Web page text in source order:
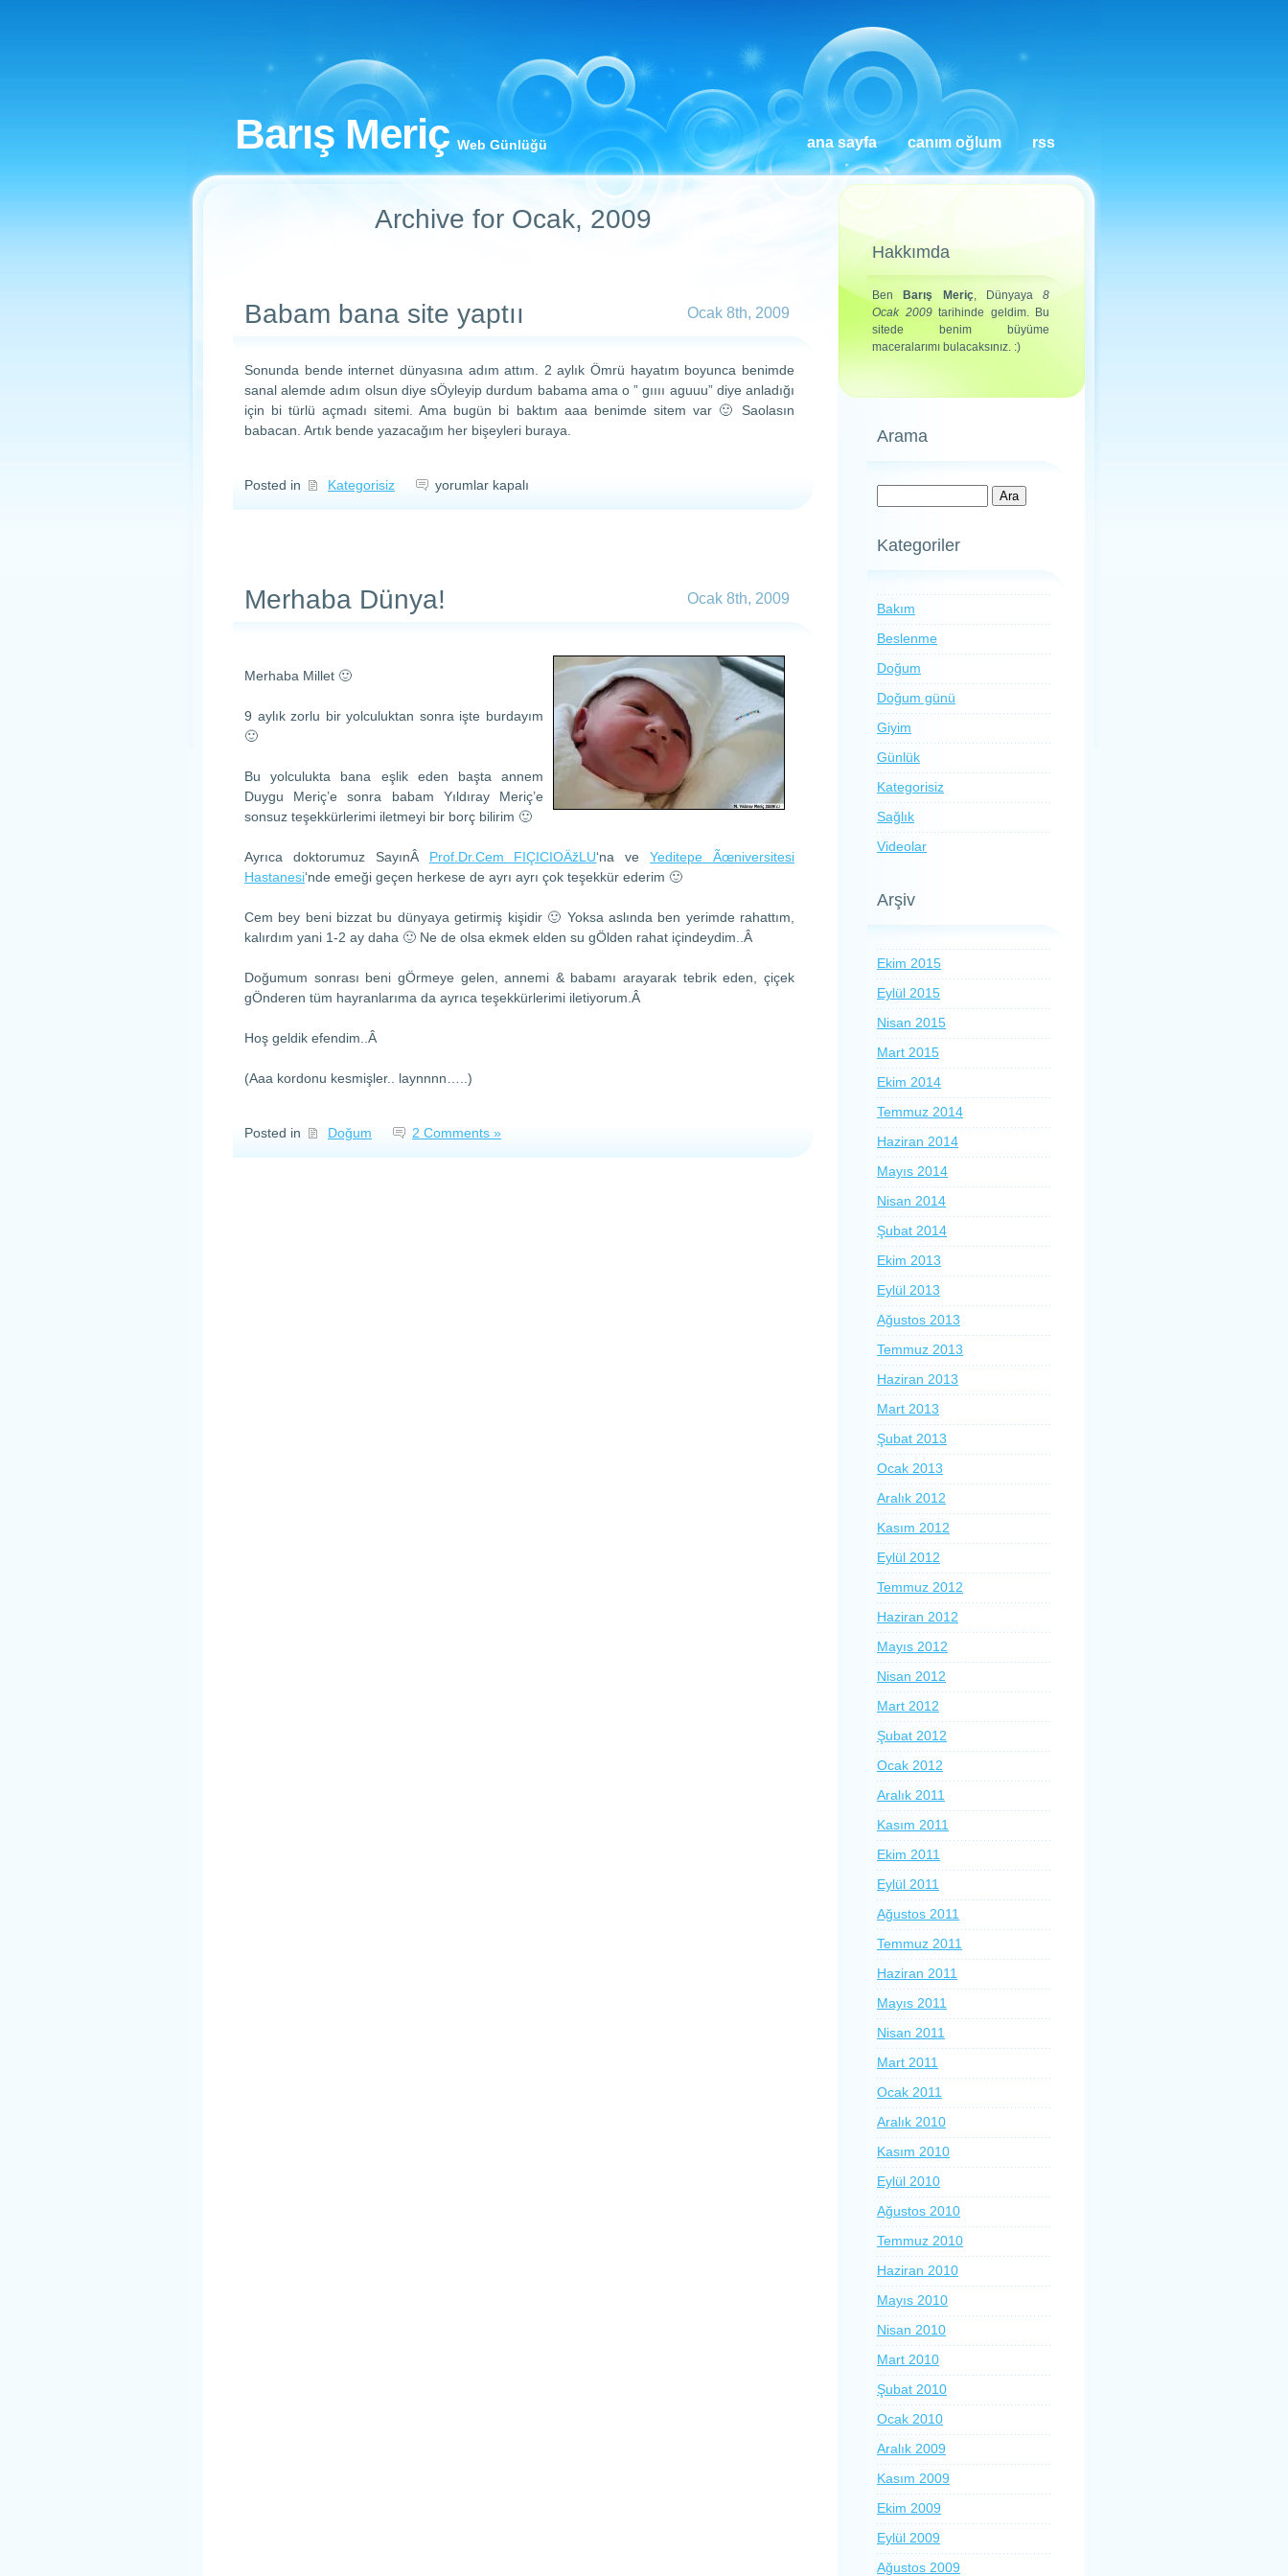
Barış Meriç Web Günlüğü ana sayfa canım oğlum rss
Archive for Ocak, 2009
Babam bana site yaptıı Ocak 8th, 2009
Sonunda bende internet dünyasına adım attım. 2 aylık Ömrü hayatım boyunca benimde
sanal alemde adım olsun diye sÖyleyip durdum babama ama o ” gıııı aguuu” diye anladığı
için bi türlü açmadı sitemi. Ama bugün bi baktım aaa benimde sitem var 🙂 Saolasın
babacan. Artık bende yazacağım her bişeyleri buraya.
Posted in Kategorisiz
Babam
yorumlar kapalı
Merhaba Dünya! Ocak 8th, 2009
Merhaba Millet 🙂
9 aylık zorlu bir yolculuktan sonra işte burdayım
🙂
Bu yolculukta bana eşlik eden başta annem
Duygu Meriç’e sonra babam Yıldıray Meriç’e
sonsuz teşekkürlerimi iletmeyi bir borç bilirim 🙂
Ayrıca doktorumuz SayınÂ Prof.Dr.Cem FIÇICIOÄžLU‘na veYeditepe Ãœniversitesi
Hastanesi‘nde emeği geçen herkese de ayrı ayrı çok teşekkür ederim 🙂
Cem bey beni bizzat bu dünyaya getirmiş kişidir 🙂 Yoksa aslında ben yerimde rahattım,
kalırdım yani 1-2 ay daha 🙂 Ne de olsa ekmek elden su gÖlden rahat içindeydim..Â
Doğumum sonrası beni gÖrmeye gelen, annemi & babamı arayarak tebrik eden, çiçek
gÖnderen tüm hayranlarıma da ayrıca teşekkürlerimi iletiyorum.Â
Hoş geldik efendim..Â
(Aaa kordonu kesmişler.. laynnnn…..)
Posted in Doğum 2 Comments »
Hakkımda
Ben Barış Meriç, Dünyaya 8
Ocak 2009tarihinde geldim. Bu
sitede benim büyüme
maceralarımı bulacaksınız. :)
Arama
Kategoriler
Bakım
Beslenme
Doğum
Doğum günü
Giyim
Günlük
Kategorisiz
Sağlık
Videolar
Arşiv
Ekim 2015
Eylül 2015
Nisan 2015
Mart 2015
Ekim 2014
Temmuz 2014
Haziran 2014
Mayıs 2014
Nisan 2014
Şubat 2014
Ekim 2013
Eylül 2013
Ağustos 2013
Temmuz 2013
Haziran 2013
Mart 2013
Şubat 2013
Ocak 2013
Aralık 2012
Kasım 2012
Eylül 2012
Temmuz 2012
Haziran 2012
Mayıs 2012
Nisan 2012
Mart 2012
Şubat 2012
Ocak 2012
Aralık 2011
Kasım 2011
Ekim 2011
Eylül 2011
Ağustos 2011
Temmuz 2011
Haziran 2011
Mayıs 2011
Nisan 2011
Mart 2011
Ocak 2011
Aralık 2010
Kasım 2010
Eylül 2010
Ağustos 2010
Temmuz 2010
Haziran 2010
Mayıs 2010
Nisan 2010
Mart 2010
Şubat 2010
Ocak 2010
Aralık 2009
Kasım 2009
Ekim 2009
Eylül 2009
Ağustos 2009